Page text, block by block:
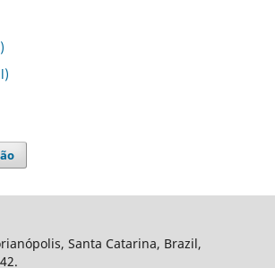
Santa Catarina, Brazil,